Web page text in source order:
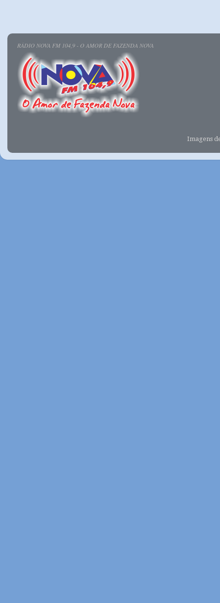
RÁDIO NOVA FM 104,9 - O AMOR DE FAZENDA NOVA
Imagens